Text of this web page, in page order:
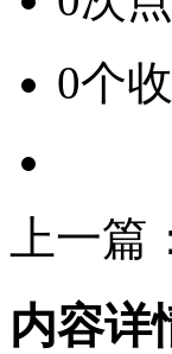
0个
上一篇
内容详